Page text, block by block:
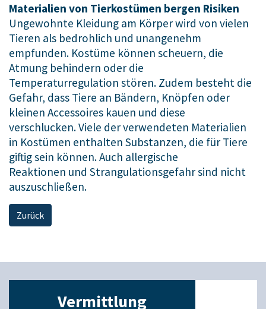
Materialien von Tierkostümen bergen Risiken
Ungewohnte Kleidung am Körper wird von vielen
Tieren als bedrohlich und unangenehm
empfunden. Kostüme können scheuern, die
Atmung behindern oder die
Temperaturregulation stören. Zudem besteht die
Gefahr, dass Tiere an Bändern, Knöpfen oder
kleinen Accessoires kauen und diese
verschlucken. Viele der verwendeten Materialien
in Kostümen enthalten Substanzen, die für Tiere
giftig sein können. Auch allergische
Reaktionen und Strangulationsgefahr sind nicht
auszuschließen.
Zurück
Vermittlung